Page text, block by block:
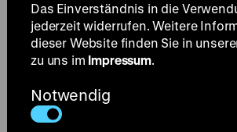
Das Einverständnis in die
jederzeit widerrufen. Weitere
dieser Website finden Sie in
zu uns im Impressum.
Notwendig